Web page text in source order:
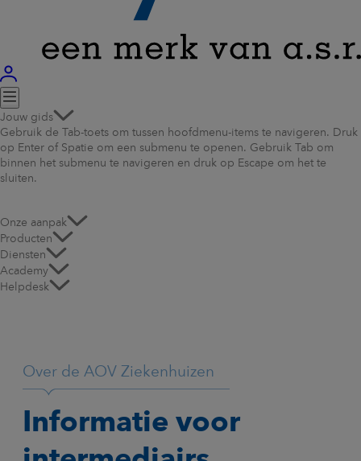
Jouw gids
Gebruik de Tab-toets om tussen hoofdmenu-items te navigeren. Druk
op Enter of Spatie om een submenu te openen. Gebruik Tab om
binnen het submenu te navigeren en druk op Escape om het te
sluiten.
Onze aanpak
Producten
Diensten
Academy
Helpdesk
Over de AOV Ziekenhuizen
Informatie voor